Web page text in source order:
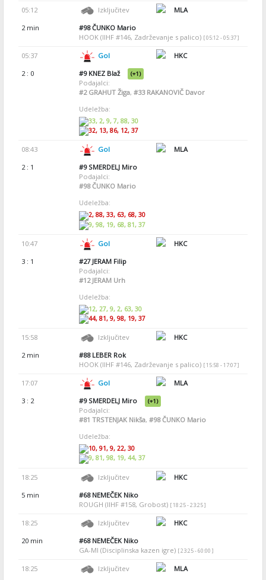
05:12 Izključitev
MLA
2 min
#98ČUNKO Mario
HOOK (IIHF #146, Zadrževanje s palico) [ 05:12 - 05:37 ]
05:37 Gol
HKC
2 : 0
#9KNEZ Blaž (+1)
Podajalci:
#2GRAHUT Žiga, #33RAKANOVIČ Davor
Udeležba:
33, 2, 9, 7, 88, 30
32, 13, 86, 12, 37
08:43 Gol
MLA
2 : 1
#9SMERDELJ Miro
Podajalci:
#98ČUNKO Mario
Udeležba:
2, 88, 33, 63, 68, 30
9, 98, 19, 68, 81, 37
10:47 Gol
HKC
3 : 1
#27JERAM Filip
Podajalci:
#12JERAM Urh
Udeležba:
12, 27, 9, 2, 63, 30
44, 81, 9, 98, 19, 37
15:58 Izključitev
HKC
2 min
#88LEBER Rok
HOOK (IIHF #146, Zadrževanje s palico) [ 15:58 - 17:07 ]
17:07 Gol
MLA
3 : 2
#9SMERDELJ Miro (+1)
Podajalci:
#81 TRSTENJAK Nikša, #98ČUNKO Mario
Udeležba:
10, 91, 9, 22, 30
9, 81, 98, 19, 44, 37
18:25 Izključitev
HKC
5 min
#68NEMEČEK Niko
ROUGH (IIHF #158, Grobost) [ 18:25 - 23:25 ]
18:25 Izključitev
HKC
20 min
#68NEMEČEK Niko
GA-MI (Disciplinska kazen igre) [ 23:25 - 60:00 ]
18:25 Izključitev
MLA